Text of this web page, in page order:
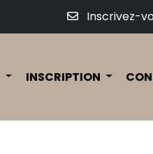
Inscrivez-
INSCRIPTION